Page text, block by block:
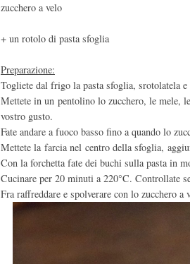
zucchero a velo
+ un rotolo di pasta sfoglia
Preparazione:
Togliete dal frigo la pasta sfoglia, srotolatela e
Mettete in un pentolino lo zucchero, le mele,
vostro gusto.
Fate andare a fuoco basso fino a quando lo
Mettete la farcia nel centro della sfoglia,
Con la forchetta fate dei buchi sulla pasta in
Cucinare per 20 minuti a 220°C. Controllate
Fra raffreddare e spolverare con lo zucchero a